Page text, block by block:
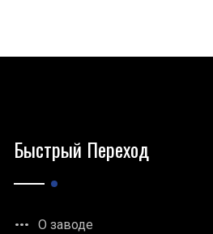
Быстрый Переход
О заводе